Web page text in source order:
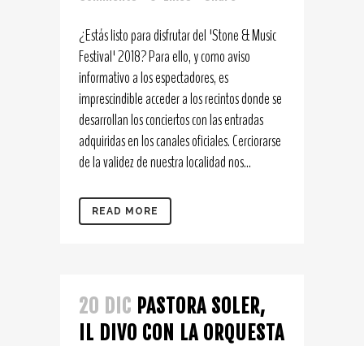
¿Estás listo para disfrutar del 'Stone & Music
Festival' 2018? Para ello, y como aviso
informativo a los espectadores, es
imprescindible acceder a los recintos donde se
desarrollan los conciertos con las entradas
adquiridas en los canales oficiales. Cerciorarse
de la validez de nuestra localidad nos...
READ MORE
20 DIC PASTORA SOLER,
IL DIVO CON LA ORQUESTA